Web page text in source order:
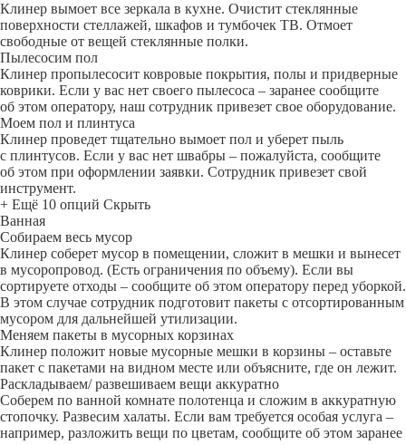
Клинер вымоет все зеркала в кухне. Очистит стеклянные
поверхности стеллажей, шкафов и тумбочек ТВ. Отмоет
свободные от вещей стеклянные полки.
Пылесосим пол
Клинер пропылесосит ковровые покрытия, полы и придверные
коврики. Если у вас нет своего пылесоса – заранее сообщите
об этом оператору, наш сотрудник привезет свое оборудование.
Моем пол и плинтуса
Клинер проведет тщательно вымоет пол и уберет пыль
с плинтусов. Если у вас нет швабры – пожалуйста, сообщите
об этом при оформлении заявки. Сотрудник привезет свой
инструмент.
+ Ещё 10 опций Скрыть
Ванная
Собираем весь мусор
Клинер соберет мусор в помещении, сложит в мешки и вынесет
в мусоропровод. (Есть ограничения по объему). Если вы
сортируете отходы – сообщите об этом оператору перед уборкой.
В этом случае сотрудник подготовит пакеты с отсортированным
мусором для дальнейшей утилизации.
Меняем пакеты в мусорных корзинах
Клинер положит новые мусорные мешки в корзины – оставьте
пакет с пакетами на видном месте или объясните, где он лежит.
Раскладываем/ развешиваем вещи аккуратно
Соберем по ванной комнате полотенца и сложим в аккуратную
стопочку. Развесим халаты. Если вам требуется особая услуга –
например, разложить вещи по цветам, сообщите об этом заранее